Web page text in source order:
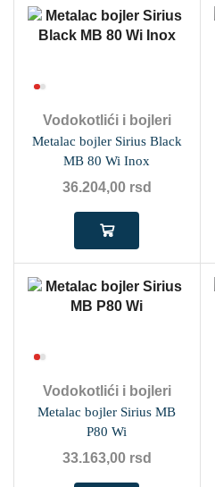
Vodokotlići i bojleri
Metalac bojler Sirius Black
MB 80 Wi Inox
36.204,00 rsd
Vodokotlići i bojleri
Metalac bojler Sirius MB
P80 Wi
33.163,00 rsd